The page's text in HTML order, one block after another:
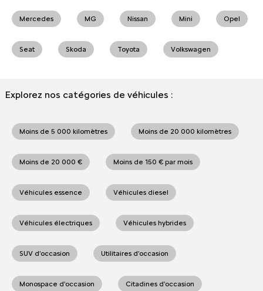
Mercedes MG Nissan Mini Opel
Seat Skoda Toyota Volkswagen
Explorez nos catégories de véhicules :
Moins de 5 000 kilomètres Moins de 20 000 kilomètres
Moins de 20 000 € Moins de 150 € par mois
Véhicules essence Véhicules diesel
Véhicules électriques Véhicules hybrides
SUV d'occasion Utilitaires d'occasion
Monospace d'occasion Citadines d'occasion